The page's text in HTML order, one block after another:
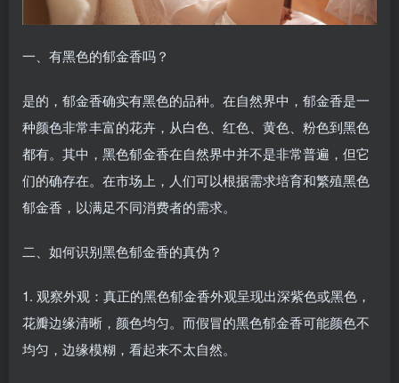
一、有黑色的郁金香吗？
是的，郁金香确实有黑色的品种。在自然界中，郁金香是一
种颜色非常丰富的花卉，从白色、红色、黄色、粉色到黑色
都有。其中，黑色郁金香在自然界中并不是非常普遍，但它
们的确存在。在市场上，人们可以根据需求培育和繁殖黑色
郁金香，以满足不同消费者的需求。
二、如何识别黑色郁金香的真伪？
1. 观察外观：真正的黑色郁金香外观呈现出深紫色或黑色，
花瓣边缘清晰，颜色均匀。而假冒的黑色郁金香可能颜色不
均匀，边缘模糊，看起来不太自然。